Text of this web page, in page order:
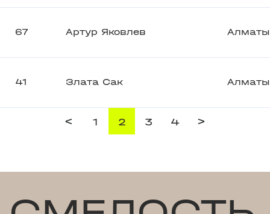
67 Артур Яковлев Алматы
41 Злата Сак Алматы
< 1 2 3 4 >